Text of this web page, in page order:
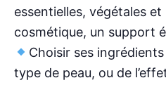
essentielles, végétales
cosmétique, un support
Choisir ses
type de peau, ou de